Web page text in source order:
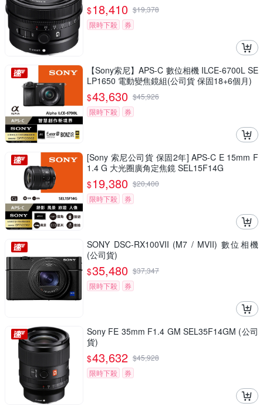
$18,410 $19,378
限時下殺
券
【Sony索尼】APS-C 數位相機 ILCE-6700L SE
LP1650 電動變焦鏡組(公司貨 保固18+6個月)
$43,630 $45,926
限時下殺
券
[Sony 索尼公司貨 保固2年] APS-C E 15mm F
1.4 G 大光圈廣角定焦鏡 SEL15F14G
$19,380 $20,400
限時下殺
券
SONY DSC-RX100VII (M7 / MVII) 數位相機
(公司貨)
$35,480 $37,347
限時下殺
券
Sony FE 35mm F1.4 GM SEL35F14GM (公司
貨)
$43,632 $45,928
限時下殺
券